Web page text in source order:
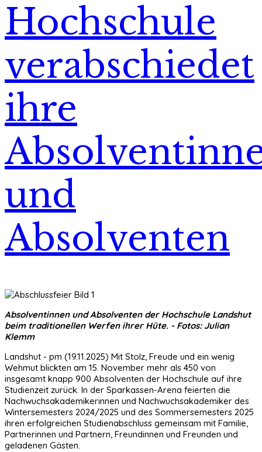
Hochschule
verabschiedet
ihre
und
Absolventen
Absolventinnen und Absolventen der Hochschule Landshut
beim traditionellen Werfen ihrer Hüte. - Fotos: Julian
Klemm
Landshut - pm (19.11.2025) Mit Stolz, Freude und ein wenig
Wehmut blickten am 15. November mehr als 450 von
insgesamt knapp 900 Absolventen der Hochschule auf ihre
Studienzeit zurück. In der Sparkassen-Arena feierten die
Nachwuchsakademikerinnen und Nachwuchsakademiker des
Wintersemesters 2024/2025 und des Sommersemesters 2025
ihren erfolgreichen Studienabschluss gemeinsam mit Familie,
Partnerinnen und Partnern, Freundinnen und Freunden und
geladenen Gästen.